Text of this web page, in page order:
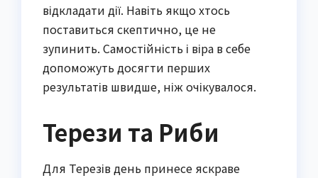
відкладати дії. Навіть якщо хтось
поставиться скептично, це не
зупинить. Самостійність і віра в себе
допоможуть досягти перших
результатів швидше, ніж очікувалося.
Терези та Риби
Для Терезів день принесе яскраве